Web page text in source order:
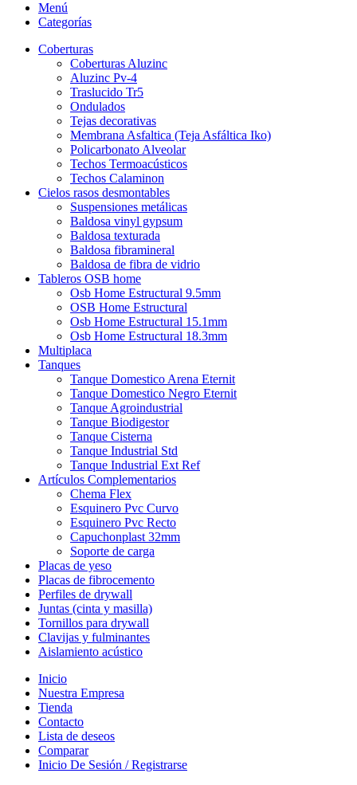
Menú
Categorías
Coberturas
Coberturas Aluzinc
Aluzinc Pv-4
Traslucido Tr5
Ondulados
Tejas decorativas
Membrana Asfaltica (Teja Asfáltica Iko)
Policarbonato Alveolar
Techos Termoacústicos
Techos Calaminon
Cielos rasos desmontables
Suspensiones metálicas
Baldosa vinyl gypsum
Baldosa texturada
Baldosa fibramineral
Baldosa de fibra de vidrio
Tableros OSB home
Osb Home Estructural 9.5mm
OSB Home Estructural
Osb Home Estructural 15.1mm
Osb Home Estructural 18.3mm
Multiplaca
Tanques
Tanque Domestico Arena Eternit
Tanque Domestico Negro Eternit
Tanque Agroindustrial
Tanque Biodigestor
Tanque Cisterna
Tanque Industrial Std
Tanque Industrial Ext Ref
Artículos Complementarios
Chema Flex
Esquinero Pvc Curvo
Esquinero Pvc Recto
Capuchonplast 32mm
Soporte de carga
Placas de yeso
Placas de fibrocemento
Perfiles de drywall
Juntas (cinta y masilla)
Tornillos para drywall
Clavijas y fulminantes
Aislamiento acústico
Inicio
Nuestra Empresa
Tienda
Contacto
Lista de deseos
Comparar
Inicio De Sesión / Registrarse